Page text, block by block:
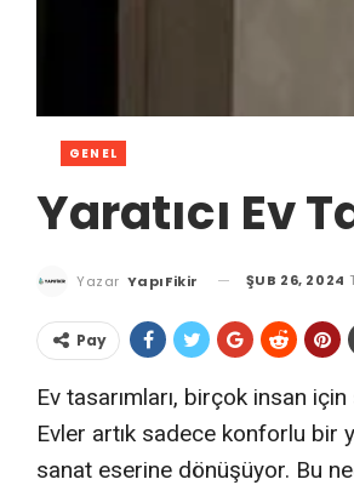
GENEL
Yaratıcı Ev
Yazar YapıFikir ŞUB 26, 2024
Pay
Ev tasarımları, birçok insan
Evler artık sadece konforlu bir
sanat eserine dönüşüyor. Bu